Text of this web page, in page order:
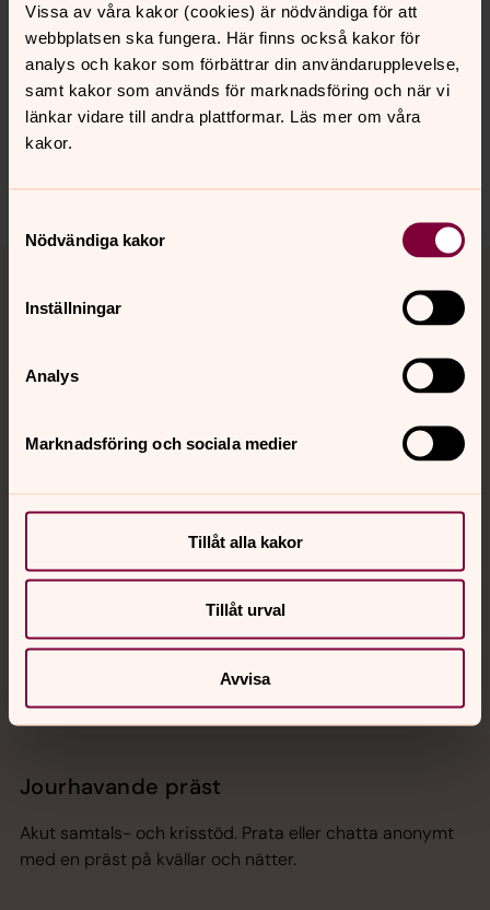
Vissa av våra kakor (cookies) är nödvändiga för att
webbplatsen ska fungera. Här finns också kakor för
analys och kakor som förbättrar din användarupplevelse,
samt kakor som används för marknadsföring och när vi
länkar vidare till andra plattformar. Läs mer om våra
kakor.
Nödvändiga kakor
Inställningar
Analys
Marknadsföring och sociala medier
Tillåt alla kakor
Tillåt urval
Avvisa
Senast ändrad 19 januari 2026
Synpunkter eller frågor på sidans
innehåll?
spanga-kista.forsamling@svenskakyrkan.se
Dela
Tillbaka till toppen
Tillbaka till innehållet
Kontakt
Kalender
Jourhavande präst
Akut samtals- och krisstöd. Prata eller chatta anonymt
med en präst på kvällar och nätter.